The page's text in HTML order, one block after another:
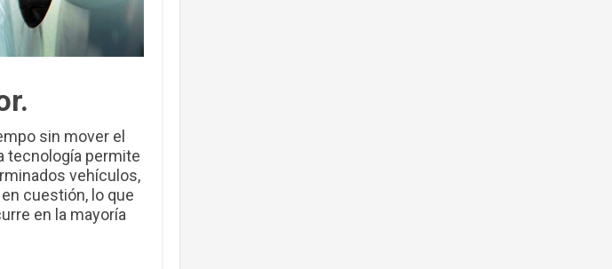
sin mover el
tecnología permite
vehículos,
cuestión, lo que
en la mayoría